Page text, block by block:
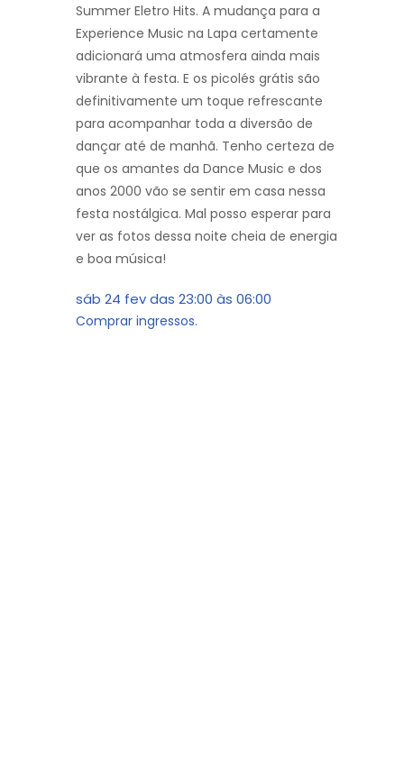
Summer Eletro Hits. A mudança para a
Experience Music na Lapa certamente
adicionará uma atmosfera ainda mais
vibrante à festa. E os picolés grátis são
definitivamente um toque refrescante
para acompanhar toda a diversão de
dançar até de manhã. Tenho certeza de
que os amantes da Dance Music e dos
anos 2000 vão se sentir em casa nessa
festa nostálgica. Mal posso esperar para
ver as fotos dessa noite cheia de energia
e boa música!
sáb 24 fevdas 23:00 às 06:00
Comprar ingressos.